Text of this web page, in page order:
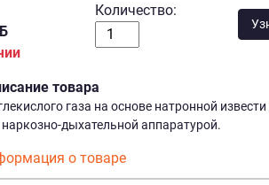
Количество:
товара
газа на основе натронной
наркозно-дыхательной аппаратурой.
о товаре